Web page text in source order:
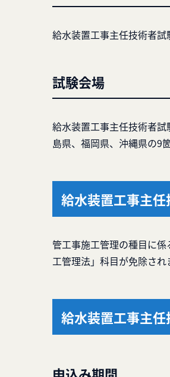
給水装置工事主任技術者試
試験会場
給水装置工事主任技術者
島県、福岡県、沖縄県の9箇
給水装置工事主
管工事施工管理の種目に
工管理法」科目が免除され
給水装置工事主